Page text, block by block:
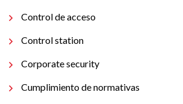
Control de acceso
Control station
Corporate security
Cumplimiento de normativas